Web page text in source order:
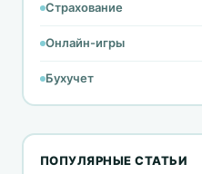
Страхование
Онлайн-игры
Бухучет
ПОПУЛЯРНЫЕ СТАТЬИ